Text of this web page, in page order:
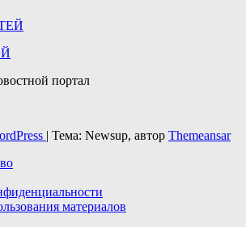
портал
| Тема: Newsup, автор Themeansar
материалов